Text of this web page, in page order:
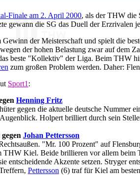
Finale am 2. April 2000, als der THW die
gewann die SG das Duell der Erzrivalen
der Meisterschaft und spielt die
der hohen Belastung zwar auf dem
beste "Kollektiv" der Liga. Beim THW
zum großen Problem werden. Daher:
Sport1 :
Henning Fritz
gegen die aktuelle deutsche Nummer
Holpert brilliert durch sein
Johan Pettersson
"Mr. 100 Prozent" auf
THW Kiel. Beide brillieren vor allem beim
entscheidende Akzente setzen. Stryger
Pettersson (6) traf für Kiel am